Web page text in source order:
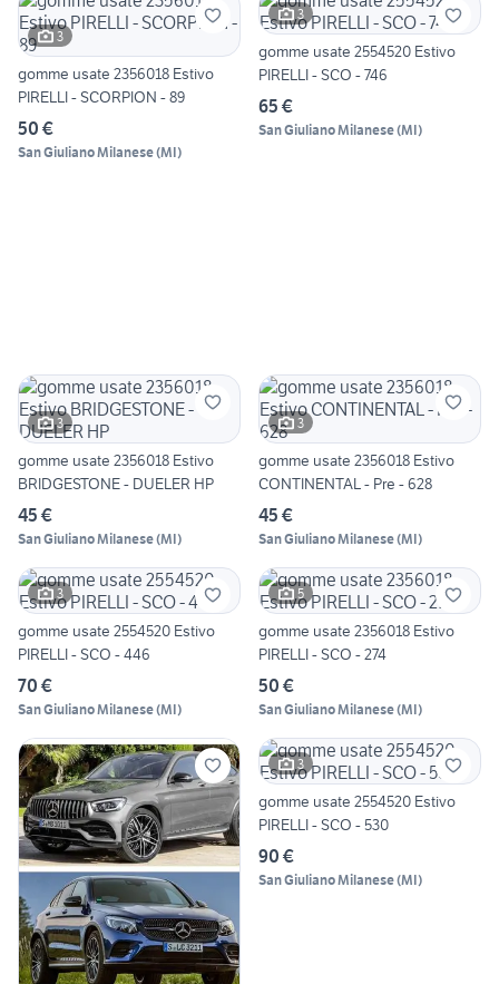
3
gomme usate 2356018 Estivo
PIRELLI - SCORPION - 89
50 €
San Giuliano Milanese(MI)
3
gomme usate 2554520 Estivo
PIRELLI - SCO - 746
65 €
San Giuliano Milanese(MI)
3
gomme usate 2356018 Estivo
BRIDGESTONE - DUELER HP
45 €
San Giuliano Milanese(MI)
3
gomme usate 2356018 Estivo
CONTINENTAL - Pre - 628
45 €
San Giuliano Milanese(MI)
3
gomme usate 2554520 Estivo
PIRELLI - SCO - 446
70 €
San Giuliano Milanese(MI)
5
gomme usate 2356018 Estivo
PIRELLI - SCO - 274
50 €
San Giuliano Milanese(MI)
3
gomme usate 2554520 Estivo
PIRELLI - SCO - 530
90 €
San Giuliano Milanese(MI)